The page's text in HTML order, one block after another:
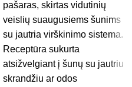
pašaras, skirtas vidutinių
veislių suaugusiems šunims
su jautria virškinimo sistema.
Receptūra sukurta
atsižvelgiant į šunų su jautriu
skrandžiu ar odos